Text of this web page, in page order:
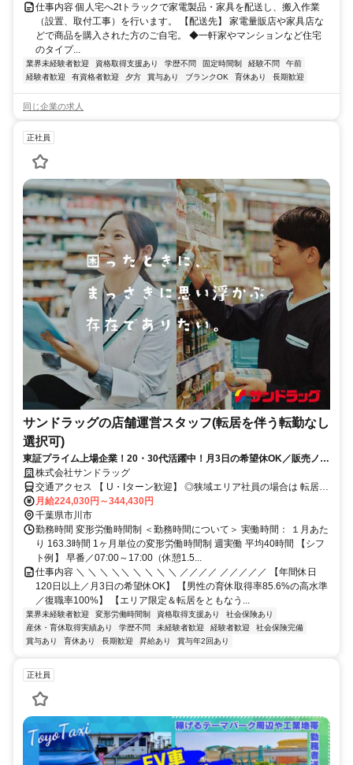
仕事内容 個人宅へ2tトラックで家電製品・家具を配送し、搬入作業
（設置、取付工事）を行います。 【配送先】 家電量販店や家具店な
どで商品を購入された方のご自宅。 ◆一軒家やマンションなど住宅
のタイプ...
業界未経験者歓迎 資格取得支援あり 学歴不問 固定時間制 経験不問
午前
経験者歓迎
有資格者歓迎 夕方 賞与あり ブランクOK 育休あり 長期歓迎
同じ企業の求人
正社員
サンドラッグの店舗運営スタッフ(転居を伴う転勤なし
選択可)
東証プライム上場企業！20・30代活躍中！月3日の希望休OK／販売ノル
マなし／年収例32歳SV816万円／販促企画～商品管理など店舗運営がメ
インの仕事
株式会社サンドラッグ
交通アクセス 【 U・Iターン歓迎】 ◎狭域エリア社員の場合は 転居を
伴う転勤はありません。 ◎マイカー通勤OK
月給224,030円～344,430円
千葉県市川市
勤務時間 変形労働時間制 ＜勤務時間について＞ 実働時間： １月あた
り 163.3時間 1ヶ月単位の変形労働時間制 週実働 平均40時間 【シフ
ト例】 早番／07:00～17:00（休憩1.5...
仕事内容 ＼ ＼ ＼ ＼＼ ＼ ＼ ＼ ＼ ／／／／ ／／／／／ 【年間休日
120日以上／月3日の希望休OK】 【男性の育休取得率85.6%の高水準
／復職率100%】 【エリア限定＆転居をともなう...
業界未経験者歓迎 変形労働時間制 資格取得支援あり
社会保険あり
産休・育休取得実績あり
学歴不問 未経験者歓迎 経験者歓迎
社会保険完備
賞与あり
育休あり 長期歓迎 昇給あり 賞与年2回あり
正社員